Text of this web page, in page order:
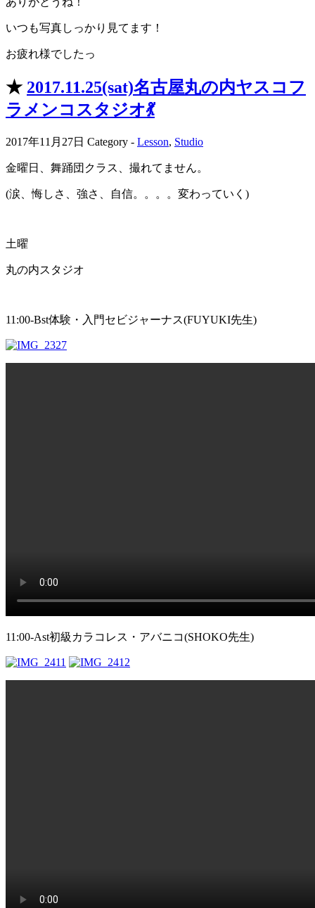
いつも写真しっかり見てます！
お疲れ様でしたっ
★ 2017.11.25(sat)名古屋丸の内ヤスコフ
ラメンコスタジオ💃
2017年11月27日 Category - Lesson, Studio
金曜日、舞踊団クラス、撮れてません。
(涙、悔しさ、強さ、自信。。。。変わっていく)
土曜
丸の内スタジオ
11:00-Bst体験・入門セビジャーナス(FUYUKI先生)
11:00-Ast初級カラコレス・アバニコ(SHOKO先生)